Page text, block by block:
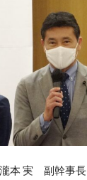
本 実 副幹事長